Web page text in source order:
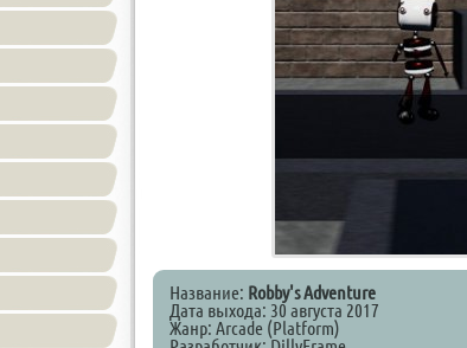
Название: Robby's Adventure
Дата выхода: 30 августа 2017
Жанр: Arcade (Platform)